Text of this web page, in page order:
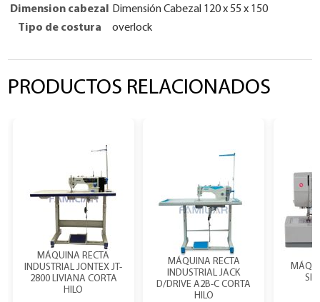
Dimension cabezal
Dimensión Cabezal 120 x 55 x 150
Tipo de costura
overlock
PRODUCTOS RELACIONADOS
MÁQUINA RECTA
INDUSTRIAL JONTEX JT-
2800 LIVIANA CORTA
HILO
MÁQUINA RECTA
INDUSTRIAL JACK
D/DRIVE A2B-C CORTA
HILO